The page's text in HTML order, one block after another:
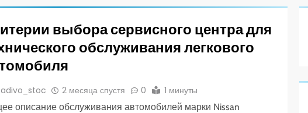
выбора сервисного центра для
обслуживания легкового
2 месяца спустя 0 1 минуты
описание обслуживания автомобилей марки Nissan